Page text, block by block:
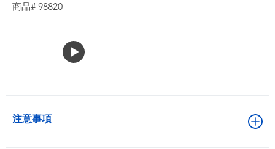
商品# 98820
注意事項